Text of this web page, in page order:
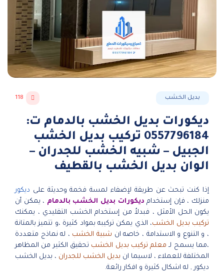
بديل الخشب 118
ديكورات بديل الخشب بالدمام ت:
0557796184 تركيب بديل الخشب
الجبيل – شبيه الخشب للجدران –
الوان بديل الخشب بالقطيف
إذا كنت تبحث عن طريقة لإضفاء لمسة فخمة وحديثة على ديكور
منزلك ، فإن إستخدام ديكورات بديل الخشب بالدمام ، يمكن أن
يكون الحل الأمثل ، فبدلاُ من إستخدام الخشب التقليدي ، يمكنك
تركيب بديل الخشب، الذي يمكن تركيبه بمواد كثيرة ،و تتميز بالمتانة
، و التنوع و الاستدامة ، خاصه ان شبية الخشب ، له نماذج متعددة
،مما يسمح لـ معلم تركيب بديل الخشب تحقيق الكثير من المظاهر
المختلفة للعملاء ، لاسيما ان بديل الخشب للجدران ، بديل الخشب
ديكور , له اشكال كثيرة و افكار رائعة.